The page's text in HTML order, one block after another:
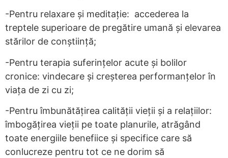
-Pentru relaxare și meditație: accederea la
treptele superioare de pregătire umană și elevarea
stărilor de conștiință;
-Pentru terapia suferințelor acute și bolilor
cronice: vindecare și creșterea performanțelor în
viața de zi cu zi;
-Pentru îmbunătățirea calității vieții și a relațiilor:
îmbogățirea vieții pe toate planurile, atrăgând
toate energiile benefiice și specifice care să
conlucreze pentru tot ce ne dorim să